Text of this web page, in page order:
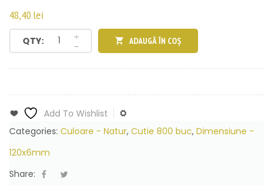
48,40 lei
QTY: ADAUGĂ ÎN COȘ
Add To Wishlist
Categories: Culoare - Natur, Cutie 800 buc, Dimensiune -
120x6mm
Share: